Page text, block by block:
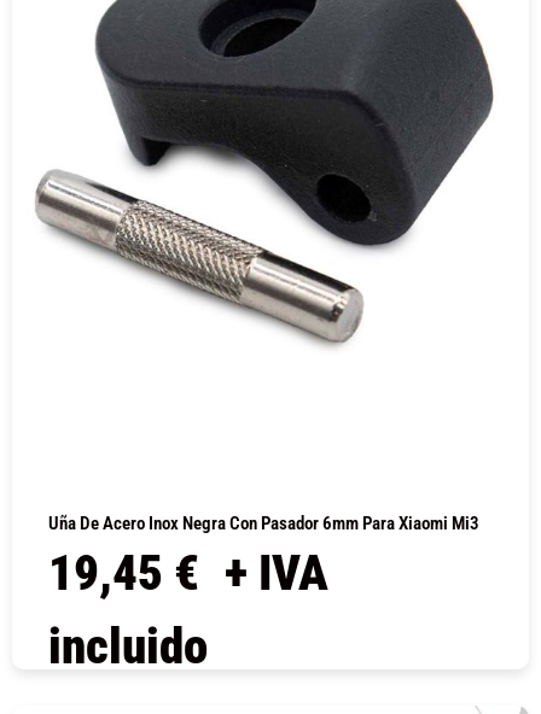
Uña De Acero Inox Negra Con Pasador 6mm Para Xiaomi Mi3
19,45 € + IVA
incluido